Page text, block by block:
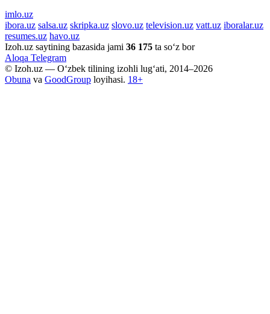
imlo.uz
ibora.uz salsa.uz skripka.uz slovo.uz television.uz vatt.uz iboralar.uz
resumes.uz havo.uz
Izoh.uz saytining bazasida jami 36 175 ta so‘z bor
Aloqa Telegram
© Izoh.uz — O‘zbek tilining izohli lug‘ati, 2014–2026
Obuna va GoodGroup loyihasi. 18+